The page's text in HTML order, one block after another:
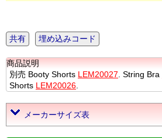
共有 埋め込みコード
商品説明
別売 Booty Shorts LEM20027 . String Bra
Shorts LEM20026
メーカーサイズ表